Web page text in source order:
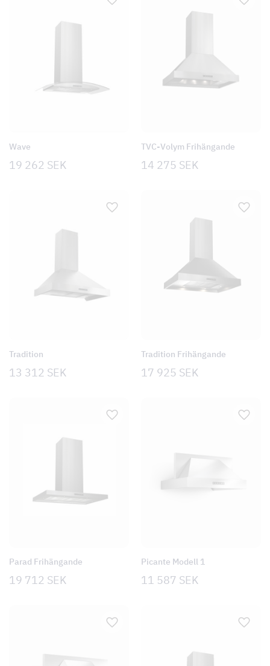
Wave
19 262 SEK
TVC-Volym Frihängande
14 275 SEK
Tradition
13 312 SEK
Tradition Frihängande
17 925 SEK
Parad Frihängande
19 712 SEK
Picante Modell 1
11 587 SEK